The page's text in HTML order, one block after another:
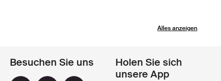
Alles anzeigen
Besuchen Sie uns
Holen Sie sich
unsere App